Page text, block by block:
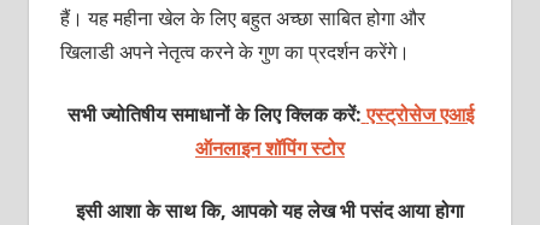
हैं। यह महीना खेल के लिए बहुत अच्‍छा साबित होगा और
खिलाडी अपने नेतृत्‍व करने के गुण का प्रदर्शन करेंगे।
सभी ज्योतिषीय समाधानों के लिए क्लिक करें: एस्ट्रोसेज एआई
ऑनलाइन शॉपिंग स्टोर
इसी आशा के साथ कि, आपको यह लेख भी पसंद आया होगा